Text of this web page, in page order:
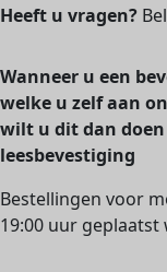
Heeft u vragen? Bel
Wanneer u een
welke u zelf aan
wilt u dit dan
leesbevestiging
Bestellingen voor
19:00 uur geplaatst